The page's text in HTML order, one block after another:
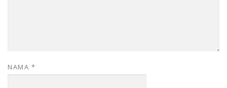
NAMA *